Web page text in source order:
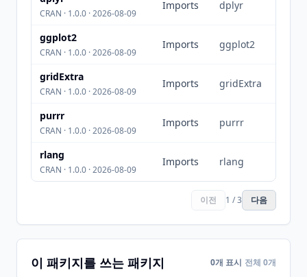
CRAN · 1.0.0 · 2026-08-09
Imports dplyr
ggplot2
CRAN · 1.0.0 · 2026-08-09
Imports ggplot2
gridExtra
CRAN · 1.0.0 · 2026-08-09
Imports gridExtra
purrr
CRAN · 1.0.0 · 2026-08-09
Imports purrr
rlang
CRAN · 1.0.0 · 2026-08-09
Imports rlang
이전 1 / 3 다음
이 패키지를 쓰는 패키지 0개 표시 전체 0개